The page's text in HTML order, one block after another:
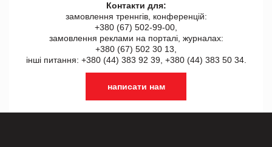
Контакти для:
замовлення треннгів, конференцій:
+380 (67) 502-99-00,
замовлення реклами на порталі, журналах:
+380 (67) 502 30 13,
інші питання: +380 (44) 383 92 39, +380 (44) 383 50 34.
написати нам